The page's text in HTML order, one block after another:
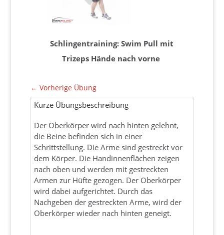
Schlingentraining: Swim Pull mit
Trizeps Hände nach vorne
← Vorherige Übung
Kurze Übungsbeschreibung
Der Oberkörper wird nach hinten gelehnt,
die Beine befinden sich in einer
Schrittstellung. Die Arme sind gestreckt vor
dem Körper. Die Handinnenflächen zeigen
nach oben und werden mit gestreckten
Armen zur Hüfte gezogen. Der Oberkörper
wird dabei aufgerichtet. Durch das
Nachgeben der gestreckten Arme, wird der
Oberkörper wieder nach hinten geneigt.